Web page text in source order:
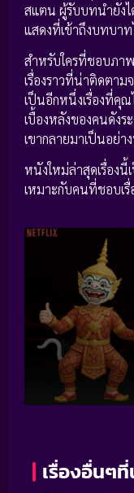
สแตน ผู้รับบทนำยังไ
แสดงที่เข้าถึงบทบาท
สำหรับใครที่ชอบภา
เรื่องราวที่น่าติดตาม
เป็นอีกหนึ่งเรื่องที่คุณ
เบื้องหลังของคนดัง
เขากลายมาเป็นอย่า
หนังใหม่ล่าสุดเรื่อง
เหมาะกับคนที่ชอบเรื่
เรื่องอื่นๆที่